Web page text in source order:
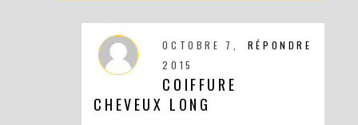
DIY POUR LA RENTRÉE : UNE TROUSSE SANS COUTURE
RÉPONDRE
OCTOBRE 7,
2015
COIFFURE
CHEVEUX LONG